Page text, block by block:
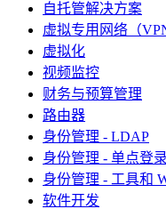
自托管解决方案
虚拟专用网络（
虚拟化
视频监控
财务与预算管理
路由器
身份管理 - LDAP
身份管理 - 单点登录
身份管理 - 工具和
软件开发